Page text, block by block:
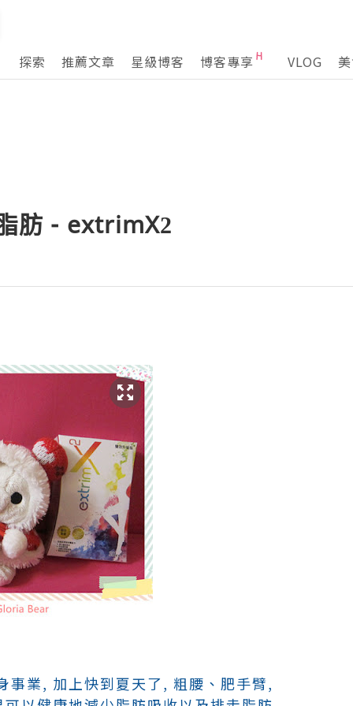
探索 推薦文章 星級博客 博客專享 VLOG
肪 - extrimX2
事業, 加上快到夏天了, 粗腰、肥手臂,